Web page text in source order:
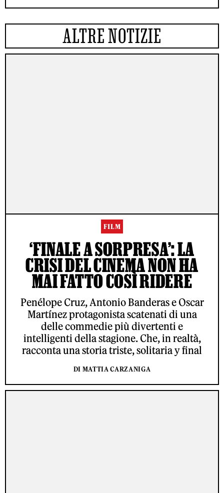
ALTRE NOTIZIE
FILM
‘FINALE A SORPRESA’: LA
CRISI DEL CINEMA NON HA
MAI FATTO COSÌ RIDERE
Penélope Cruz, Antonio Banderas e Oscar
Martínez protagonista scatenati di una
delle commedie più divertenti e
intelligenti della stagione. Che, in realtà,
racconta una storia triste, solitaria y final
DI MATTIA CARZANIGA